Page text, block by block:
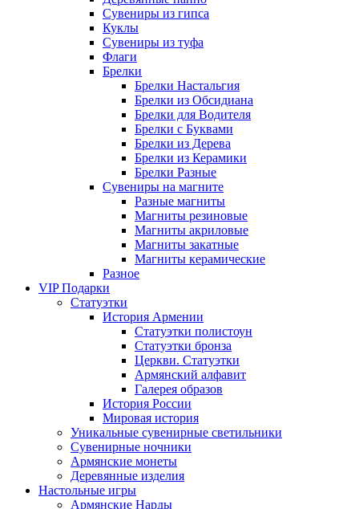
Сувениры из гипса
Куклы
Сувениры из туфа
Флаги
Брелки
Брелки Настальгия
Брелки из Обсидиана
Брелки для Водителя
Брелки с Буквами
Брелки из Дерева
Брелки из Керамики
Брелки Разные
Сувениры на магните
Разные магниты
Магниты резиновые
Магниты акриловые
Магниты закатные
Магниты керамические
Разное
VIP Подарки
Статуэтки
История Армении
Статуэтки полистоун
Статуэтки бронза
Церкви. Статуэтки
Армянский алфавит
Галерея образов
История России
Мировая история
Уникальные сувенирные светильники
Сувенирные ночники
Армянские монеты
Деревянные изделия
Настольные игры
Армянские Нарды